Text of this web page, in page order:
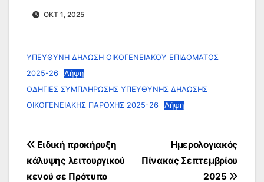
ΟΚΤ 1, 2025
ΥΠΕΥΘΥΝΗ ΔΗΛΩΣΗ ΟΙΚΟΓΕΝΕΙΑΚΟΥ ΕΠΙΔΟΜΑΤΟΣ
2025-26
Λήψη
ΟΔΗΓΙΕΣ ΣΥΜΠΛΗΡΩΣΗΣ ΥΠΕΥΘΥΝΗΣ ΔΗΛΩΣΗΣ
ΟΙΚΟΓΕΝΕΙΑΚΗΣ ΠΑΡΟΧΗΣ 2025-26
Λήψη
Πλοήγηση
άρθρων
Ημερολογιακός
Πίνακας Σεπτεμβρίου
2025
Ειδική προκήρυξη
κάλυψης λειτουργικού
κενού σε Πρότυπο